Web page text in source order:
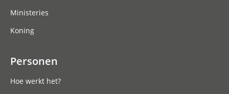
Ministeries
Koning
Personen
Hoe werkt het?